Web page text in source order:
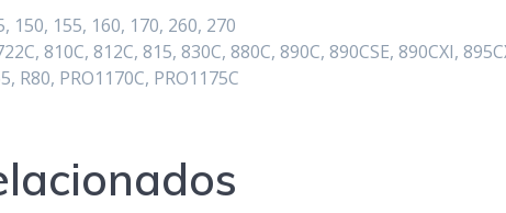
150, 155, 160, 170, 260, 270
810C, 812C, 815, 830C, 880C, 890C, 890CSE, 890CXI,
R80, PRO1170C, PRO1175C